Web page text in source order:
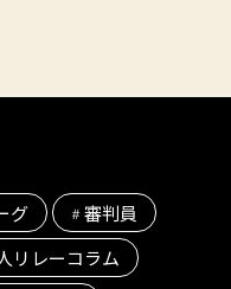
グ
審判員
リレーコラム